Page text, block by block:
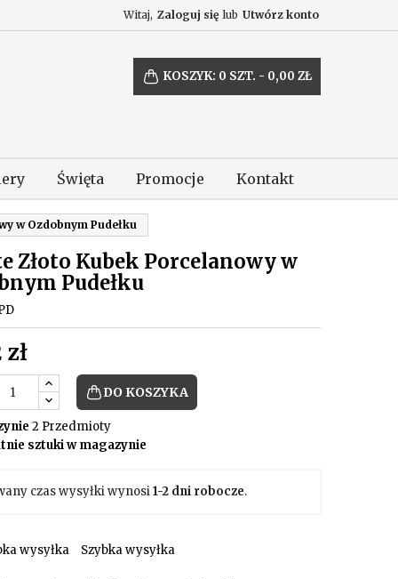
Witaj, Zaloguj się lub Utwórz konto
KOSZYK: 0 SZT. - 0,00 ZŁ
Święta Promocje Kontakt
w Ozdobnym Pudełku
Złoto Kubek Porcelanowy w
Pudełku
zł
DO KOSZYKA
2 Przedmioty
sztuki w magazynie
czas wysyłki wynosi1-2 dni robocze.
Szybka wysyłka